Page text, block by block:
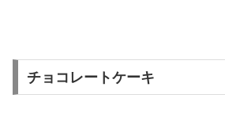
チョコレートケーキ